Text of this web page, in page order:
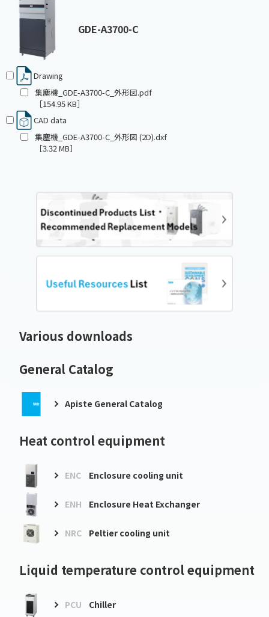
GDE-A3700-C
Drawing
集塵機_GDE-A3700-C_外形図.pdf
［154.95 KB］
CAD data
集塵機_GDE-A3700-C_外形図 (2D).dxf
［3.32 MB］
Various downloads
General Catalog
Apiste General Catalog
Heat control equipment
ENC Enclosure cooling unit
ENH Enclosure Heat Exchanger
NRC Peltier cooling unit
Liquid temperature control equipment
PCU Chiller